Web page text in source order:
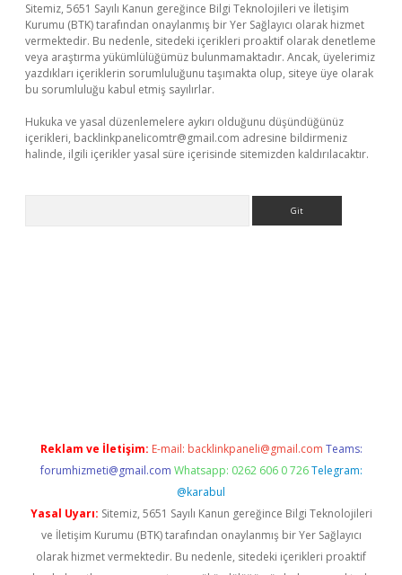
Sitemiz, 5651 Sayılı Kanun gereğince Bilgi Teknolojileri ve İletişim
Kurumu (BTK) tarafından onaylanmış bir Yer Sağlayıcı olarak hizmet
vermektedir. Bu nedenle, sitedeki içerikleri proaktif olarak denetleme
veya araştırma yükümlülüğümüz bulunmamaktadır. Ancak, üyelerimiz
yazdıkları içeriklerin sorumluluğunu taşımakta olup, siteye üye olarak
bu sorumluluğu kabul etmiş sayılırlar.
Hukuka ve yasal düzenlemelere aykırı olduğunu düşündüğünüz
içerikleri, backlinkpanelicomtr@gmail.com adresine bildirmeniz
halinde, ilgili içerikler yasal süre içerisinde sitemizden kaldırılacaktır.
Reklam ve İletişim: E-mail: backlinkpaneli@gmail.com Teams:
forumhizmeti@gmail.com Whatsapp: 0262 606 0 726 Telegram:
@karabul
Yasal Uyarı: Sitemiz, 5651 Sayılı Kanun gereğince Bilgi Teknolojileri
ve İletişim Kurumu (BTK) tarafından onaylanmış bir Yer Sağlayıcı
olarak hizmet vermektedir. Bu nedenle, sitedeki içerikleri proaktif